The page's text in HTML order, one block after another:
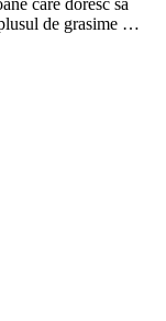
care doresc sa
de grasime …